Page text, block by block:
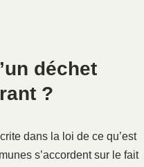
déchet
?
dans la loi de ce qu’est
s’accordent sur le fait